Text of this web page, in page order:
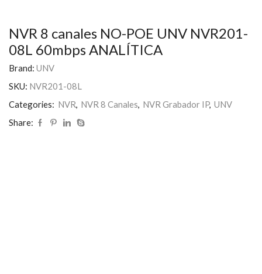
NVR 8 canales NO-POE UNV NVR201-
08L 60mbps ANALÍTICA
Brand: UNV
SKU: NVR201-08L
Categories: NVR, NVR 8 Canales, NVR Grabador IP, UNV
Share: